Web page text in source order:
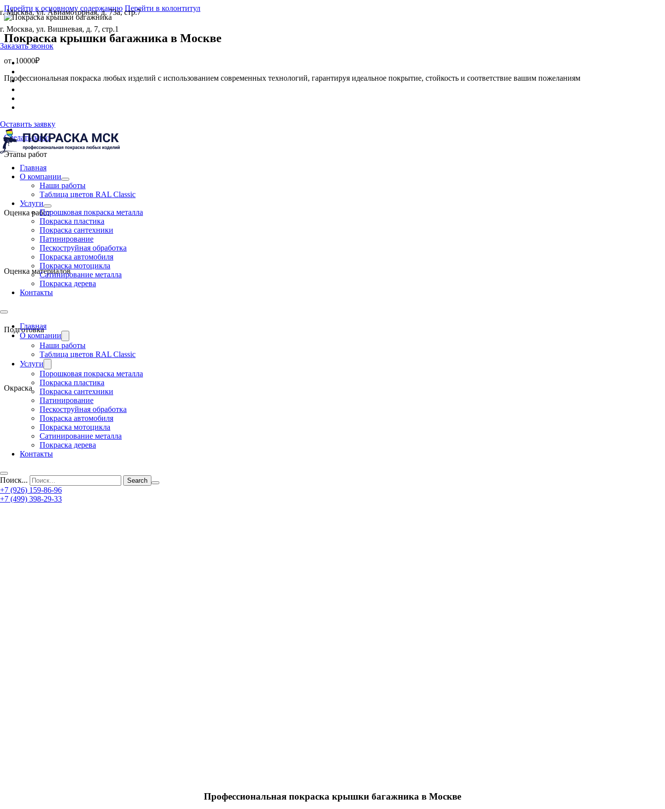
Перейти к основному содержанию Перейти в колонтитул
г. Москва, ул. Авиамоторная, д. 73а, стр.7
г. Москва, ул. Вишневая, д. 7, стр.1
Заказать звонок
Оставить заявку
Главная
О компании
Наши работы
Таблица цветов RAL Classic
Услуги
Порошковая покраска металла
Покраска пластика
Покраска сантехники
Патинирование
Пескоструйная обработка
Покраска автомобиля
Покраска мотоцикла
Сатинирование металла
Покраска дерева
Контакты
Главная
О компании
Наши работы
Таблица цветов RAL Classic
Услуги
Порошковая покраска металла
Покраска пластика
Покраска сантехники
Патинирование
Пескоструйная обработка
Покраска автомобиля
Покраска мотоцикла
Сатинирование металла
Покраска дерева
Контакты
Поиск...
+7 (926) 159-86-96
+7 (499) 398-29-33
Покраска крышки багажника в Москве
от 10000₽
Профессиональная покраска любых изделий с использованием современных технологий, гарантируя идеальное покрытие, стойкость и соответствие вашим пожеланиям
Сделать заказ
Этапы работ
Оценка работ
Оценка материалов
Подготовка
Окраска
Профессиональная покраска крышки багажника в Москве